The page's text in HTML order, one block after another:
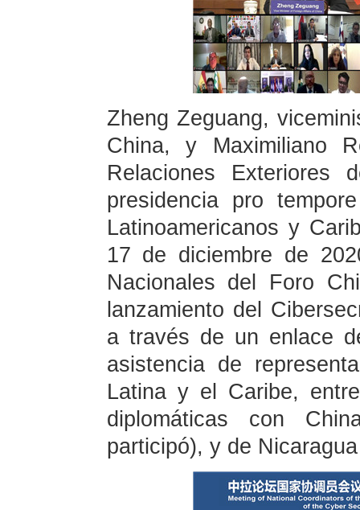
Zheng Zeguang,
China, y Maximiliano
Relaciones
presidencia pro
Latinoamericanos y
17 de diciembre de
Nacionales del Foro
lanzamiento del
a través de un enlace
asistencia de
Latina y el Caribe,
diplomáticas con
participó), y de